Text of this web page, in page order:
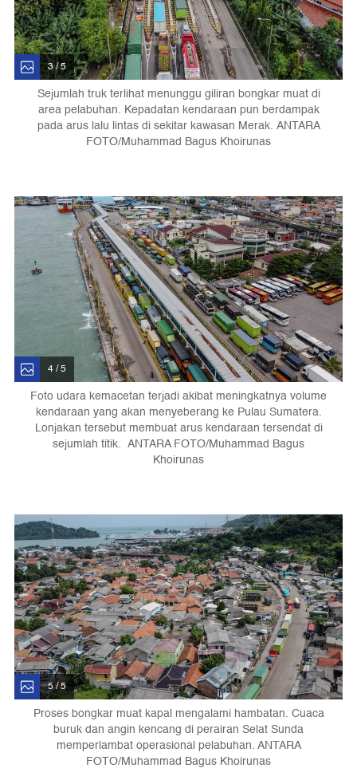
3 / 5
Sejumlah truk terlihat menunggu giliran bongkar muat di
area pelabuhan. Kepadatan kendaraan pun berdampak
pada arus lalu lintas di sekitar kawasan Merak. ANTARA
FOTO/Muhammad Bagus Khoirunas
4 / 5
Foto udara kemacetan terjadi akibat meningkatnya volume
kendaraan yang akan menyeberang ke Pulau Sumatera.
Lonjakan tersebut membuat arus kendaraan tersendat di
sejumlah titik. ANTARA FOTO/Muhammad Bagus
Khoirunas
5 / 5
Proses bongkar muat kapal mengalami hambatan. Cuaca
buruk dan angin kencang di perairan Selat Sunda
memperlambat operasional pelabuhan. ANTARA
FOTO/Muhammad Bagus Khoirunas